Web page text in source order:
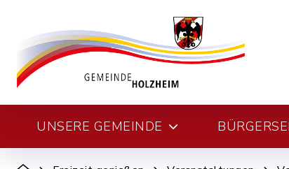
UNSERE GEMEINDE